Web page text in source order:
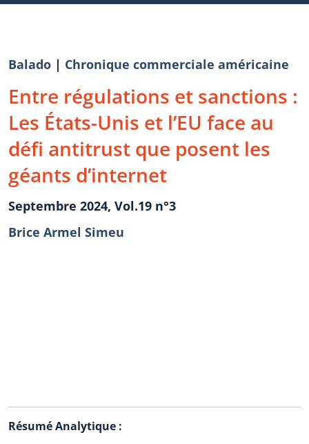
Balado | Chronique commerciale américaine
Entre régulations et sanctions :
Les États-Unis et l’EU face au
défi antitrust que posent les
géants d’internet
Septembre 2024, Vol.19 n°3
Brice Armel Simeu
Résumé Analytique :